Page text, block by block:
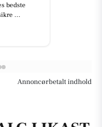
bedste
...
Annoncørbetalt indhold